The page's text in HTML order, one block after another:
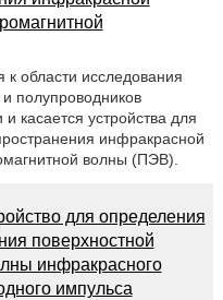
к области исследования
полупроводников
касается устройства для
инфракрасной
волны (ПЭВ).
для определения
поверхностной
инфракрасного
импульса